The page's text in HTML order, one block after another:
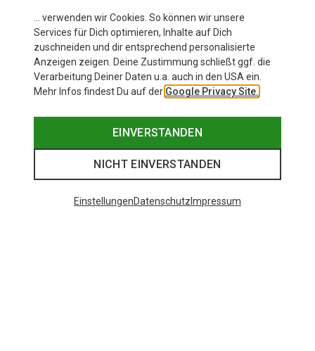
… verwenden wir Cookies. So können wir unsere
Services für Dich optimieren, Inhalte auf Dich
zuschneiden und dir entsprechend personalisierte
Anzeigen zeigen. Deine Zustimmung schließt ggf. die
Verarbeitung Deiner Daten u.a. auch in den USA ein.
Mehr Infos findest Du auf der Google Privacy Site.
EINVERSTANDEN
NICHT EINVERSTANDEN
EinstellungenDatenschutz Impressum